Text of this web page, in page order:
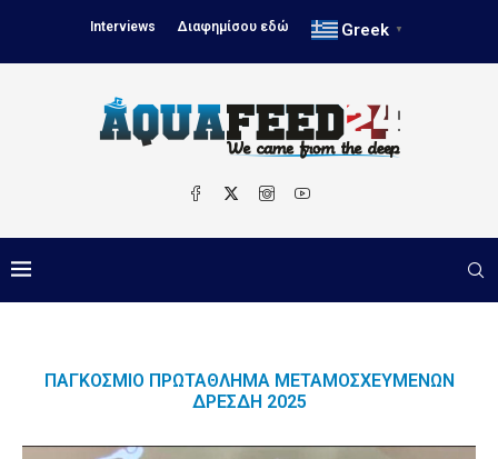
Interviews Διαφημίσου εδώ Greek ▼
ΠΑΓΚΌΣΜΙΟ ΠΡΩΤΆΘΛΗΜΑ ΜΕΤΑΜΟΣΧΕΥΜΈΝΩΝ
ΔΡΈΣΔΗ 2025